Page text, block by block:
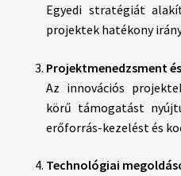
Egyedi stratégiát
projektek hatékony
Projektmenedzsment
Az innovációs
körű támogatást
erőforrás-kezelést és
Technológiai